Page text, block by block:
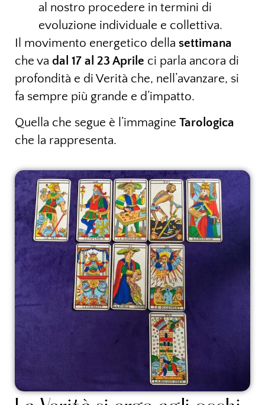
al nostro procedere in termini di
evoluzione individuale e collettiva.
Il movimento energetico della settimana
che va dal 17 al 23 Aprile ci parla ancora di
profondità e di Verità che, nell’avanzare, si
fa sempre più grande e d’impatto.
Quella che segue è l’immagine Tarologica
che la rappresenta.